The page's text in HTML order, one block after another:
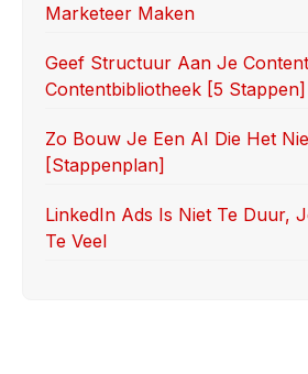
Marketeer Maken
Geef Structuur Aan Je
Contentbibliotheek [5 Stappen]
Zo Bouw Je Een AI Die Het
[stappenplan]
LinkedIn Ads Is Niet Te Duur,
Te Veel